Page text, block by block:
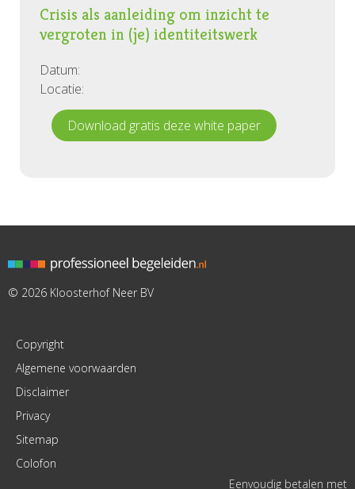
Crisis als aanleiding om inzicht te
vergroten in (je) identiteitswerk
Datum:
Locatie:
Download gratis deze white paper
© 2026 Kloosterhof Neer BV
Copyright
Algemene voorwaarden
Disclaimer
Privacy
Sitemap
Colofon
Eenvoudig betalen met